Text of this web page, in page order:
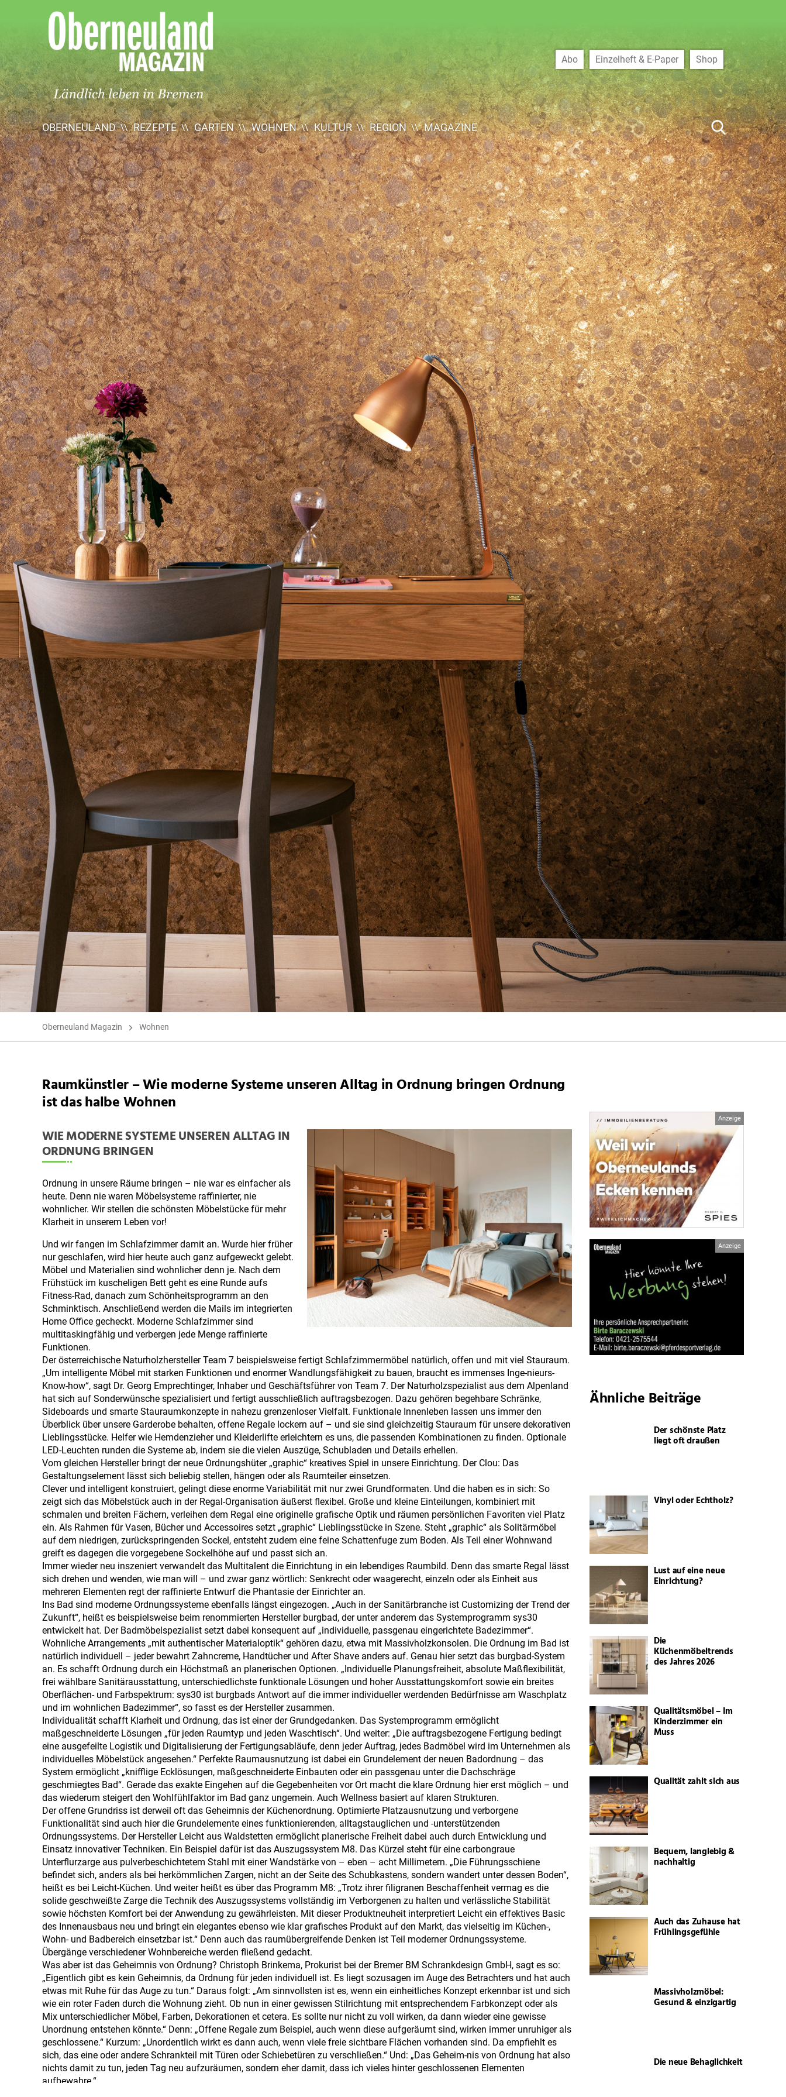
Oberneuland
Magazin
OBERNEULAND REZEPTE GARTEN WOHNEN KULTUR REGION MAGAZINE
Abo Einzelheft & E-Paper Shop
Oberneuland Magazin Wohnen
Raumkünstler – Wie moderne Systeme unseren Alltag in Ordnung bringen Ordnung
ist das halbe Wohnen
WIE MODERNE SYSTEME UNSEREN ALLTAG IN
ORDNUNG BRINGEN
Ordnung in unsere Räume bringen – nie war es einfacher als
heute. Denn nie waren Möbelsysteme raffinierter, nie
wohnlicher. Wir stellen die schönsten Möbelstücke für mehr
Klarheit in unserem Leben vor!
Und wir fangen im Schlafzimmer damit an. Wurde hier früher
nur geschlafen, wird hier heute auch ganz aufgeweckt gelebt.
Möbel und Materialien sind wohnlicher denn je. Nach dem
Frühstück im kuscheligen Bett geht es eine Runde aufs
Fitness-Rad, danach zum Schönheitsprogramm an den
Schminktisch. Anschließend werden die Mails im integrierten
Home Office gecheckt. Moderne Schlafzimmer sind
multitaskingfähig und verbergen jede Menge raffinierte
Funktionen.
Der österreichische Naturholzhersteller Team 7 beispielsweise fertigt Schlafzimmermöbel natürlich, offen und mit viel Stauraum.
„Um intelligente Möbel mit starken Funktionen und enormer Wandlungsfähigkeit zu bauen, braucht es immenses Inge-nieurs-
Know-how“, sagt Dr. Georg Emprechtinger, Inhaber und Geschäftsführer von Team 7. Der Naturholzspezialist aus dem Alpenland
hat sich auf Sonderwünsche spezialisiert und fertigt ausschließlich auftragsbezogen. Dazu gehören begehbare Schränke,
Sideboards und smarte Stauraumkonzepte in nahezu grenzenloser Vielfalt. Funktionale Innenleben lassen uns immer den
Überblick über unsere Garderobe behalten, offene Regale lockern auf – und sie sind gleichzeitig Stauraum für unsere dekorativen
Lieblingsstücke. Helfer wie Hemdenzieher und Kleiderlifte erleichtern es uns, die passenden Kombinationen zu finden. Optionale
LED-Leuchten runden die Systeme ab, indem sie die vielen Auszüge, Schubladen und Details erhellen.
Vom gleichen Hersteller bringt der neue Ordnungshüter „graphic“ kreatives Spiel in unsere Einrichtung. Der Clou: Das
Gestaltungselement lässt sich beliebig stellen, hängen oder als Raumteiler einsetzen.
Clever und intelligent konstruiert, gelingt diese enorme Variabilität mit nur zwei Grundformaten. Und die haben es in sich: So
zeigt sich das Möbelstück auch in der Regal-Organisation äußerst flexibel. Große und kleine Einteilungen, kombiniert mit
schmalen und breiten Fächern, verleihen dem Regal eine originelle grafische Optik und räumen persönlichen Favoriten viel Platz
ein. Als Rahmen für Vasen, Bücher und Accessoires setzt „graphic“ Lieblingsstücke in Szene. Steht „graphic“ als Solitärmöbel
auf dem niedrigen, zurückspringenden Sockel, entsteht zudem eine feine Schattenfuge zum Boden. Als Teil einer Wohnwand
greift es dagegen die vorgegebene Sockelhöhe auf und passt sich an.
Immer wieder neu inszeniert verwandelt das Multitalent die Einrichtung in ein lebendiges Raumbild. Denn das smarte Regal lässt
sich drehen und wenden, wie man will – und zwar ganz wörtlich: Senkrecht oder waagerecht, einzeln oder als Einheit aus
mehreren Elementen regt der raffinierte Entwurf die Phantasie der Einrichter an.
Ins Bad sind moderne Ordnungssysteme ebenfalls längst eingezogen. „Auch in der Sanitärbranche ist Customizing der Trend der
Zukunft“, heißt es beispielsweise beim renommierten Hersteller burgbad, der unter anderem das Systemprogramm sys30
entwickelt hat. Der Badmöbelspezialist setzt dabei konsequent auf „individuelle, passgenau eingerichtete Badezimmer“.
Wohnliche Arrangements „mit authentischer Materialoptik“ gehören dazu, etwa mit Massivholzkonsolen. Die Ordnung im Bad ist
natürlich individuell – jeder bewahrt Zahncreme, Handtücher und After Shave anders auf. Genau hier setzt das burgbad-System
an. Es schafft Ordnung durch ein Höchstmaß an planerischen Optionen. „Individuelle Planungsfreiheit, absolute Maßflexibilität,
frei wählbare Sanitärausstattung, unterschiedlichste funktionale Lösungen und hoher Ausstattungskomfort sowie ein breites
Oberflächen- und Farbspektrum: sys30 ist burgbads Antwort auf die immer individueller werdenden Bedürfnisse am Waschplatz
und im wohnlichen Badezimmer“, so fasst es der Hersteller zusammen.
Individualität schafft Klarheit und Ordnung, das ist einer der Grundgedanken. Das Systemprogramm ermöglicht
maßgeschneiderte Lösungen „für jeden Raumtyp und jeden Waschtisch“. Und weiter: „Die auftragsbezogene Fertigung bedingt
eine ausgefeilte Logistik und Digitalisierung der Fertigungsabläufe, denn jeder Auftrag, jedes Badmöbel wird im Unternehmen als
individuelles Möbelstück angesehen.“ Perfekte Raumausnutzung ist dabei ein Grundelement der neuen Badordnung – das
System ermöglicht „knifflige Ecklösungen, maßgeschneiderte Einbauten oder ein passgenau unter die Dachschräge
geschmiegtes Bad“. Gerade das exakte Eingehen auf die Gegebenheiten vor Ort macht die klare Ordnung hier erst möglich – und
das wiederum steigert den Wohlfühlfaktor im Bad ganz ungemein. Auch Wellness basiert auf klaren Strukturen.
Der offene Grundriss ist derweil oft das Geheimnis der Küchenordnung. Optimierte Platzausnutzung und verborgene
Funktionalität sind auch hier die Grundelemente eines funktionierenden, alltagstauglichen und -unterstützenden
Ordnungssystems. Der Hersteller Leicht aus Waldstetten ermöglicht planerische Freiheit dabei auch durch Entwicklung und
Einsatz innovativer Techniken. Ein Beispiel dafür ist das Auszugssystem M8. Das Kürzel steht für eine carbongraue
Unterflurzarge aus pulverbeschichtetem Stahl mit einer Wandstärke von – eben – acht Millimetern. „Die Führungsschiene
befindet sich, anders als bei herkömmlichen Zargen, nicht an der Seite des Schubkastens, sondern wandert unter dessen Boden“,
heißt es bei Leicht-Küchen. Und weiter heißt es über das Programm M8: „Trotz ihrer filigranen Beschaffenheit vermag es die
solide geschweißte Zarge die Technik des Auszugssystems vollständig im Verborgenen zu halten und verlässliche Stabilität
sowie höchsten Komfort bei der Anwendung zu gewährleisten. Mit dieser Produktneuheit interpretiert Leicht ein effektives Basic
des Innenausbaus neu und bringt ein elegantes ebenso wie klar grafisches Produkt auf den Markt, das vielseitig im Küchen-,
Wohn- und Badbereich einsetzbar ist.“ Denn auch das raumübergreifende Denken ist Teil moderner Ordnungssysteme.
Übergänge verschiedener Wohnbereiche werden fließend gedacht.
Was aber ist das Geheimnis von Ordnung? Christoph Brinkema, Prokurist bei der Bremer BM Schrankdesign GmbH, sagt es so:
„Eigentlich gibt es kein Geheimnis, da Ordnung für jeden individuell ist. Es liegt sozusagen im Auge des Betrachters und hat auch
etwas mit Ruhe für das Auge zu tun.“ Daraus folgt: „Am sinnvollsten ist es, wenn ein einheitliches Konzept erkennbar ist und sich
wie ein roter Faden durch die Wohnung zieht. Ob nun in einer gewissen Stilrichtung mit entsprechendem Farbkonzept oder als
Mix unterschiedlicher Möbel, Farben, Dekorationen et cetera. Es sollte nur nicht zu voll wirken, da dann wieder eine gewisse
Unordnung entstehen könnte.“ Denn: „Offene Regale zum Beispiel, auch wenn diese aufgeräumt sind, wirken immer unruhiger als
geschlossene.“ Kurzum: „Unordentlich wirkt es dann auch, wenn viele freie sichtbare Flächen vorhanden sind. Da empfiehlt es
sich, das eine oder andere Schrankteil mit Türen oder Schiebetüren zu verschließen.“ Und: „Das Geheim-nis von Ordnung hat also
nichts damit zu tun, jeden Tag neu aufzuräumen, sondern eher damit, dass ich vieles hinter geschlossenen Elementen
aufbewahre.“
Ähnliche Beiträge
Der schönste Platz
liegt oft draußen
Vinyl oder Echtholz?
Lust auf eine neue
Einrichtung?
Die
Küchenmöbeltrends
des Jahres 2026
Qualitätsmöbel – Im
Kinderzimmer ein
Muss
Qualität zahlt sich aus
Bequem, langlebig &
nachhaltig
Auch das Zuhause hat
Frühlingsgefühle
Massivholzmöbel:
Gesund & einzigartig
Die neue Behaglichkeit